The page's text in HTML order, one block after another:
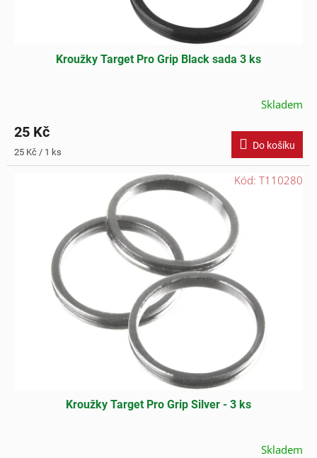
Kroužky Target Pro Grip Black sada 3 ks
Skladem
25 Kč
Měrná
cena:
25 Kč / 1 ks
Do košíku
Kroužky Target Pro Grip Silver - 3 ks
Skladem
Kód: T110280